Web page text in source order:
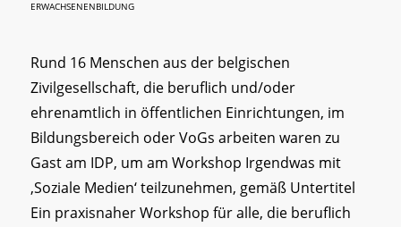
ERWACHSENENBILDUNG
Rund 16 Menschen aus der belgischen
Zivilgesellschaft, die beruflich und/oder
ehrenamtlich in öffentlichen Einrichtungen, im
Bildungsbereich oder VoGs arbeiten waren zu
Gast am IDP, um am Workshop Irgendwas mit
‚Soziale Medien‘ teilzunehmen, gemäß Untertitel
Ein praxisnaher Workshop für alle, die beruflich